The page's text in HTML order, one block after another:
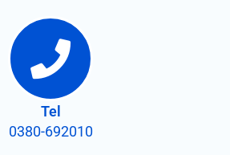
Tel
0380-692010